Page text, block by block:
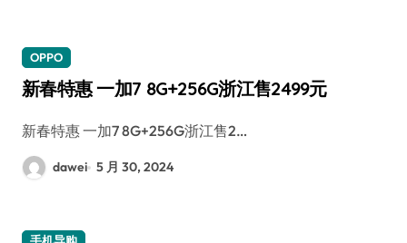
OPPO
新春特惠 一加7 8G+256G浙江售2499元
新春特惠 一加7 8G+256G浙江售2…
dawei 5 月 30, 2024
手机导购